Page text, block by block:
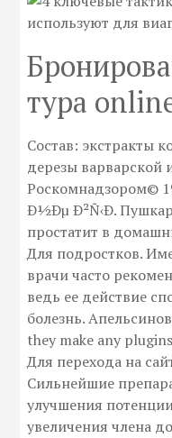
тура
Состав: экстракты
дерезы
Роскомнадзором©
Ð½Ðµ Ð²Ñ‹Ð.
простатит в
Для подростков.
врачи часто
ведь ее действие
болезнь.
they make any
Для перехода на
Сильнейшие
улучшения
увеличения члена